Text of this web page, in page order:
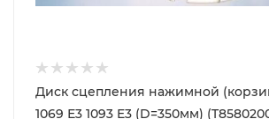
Диск сцепления нажимной
1069 Е3 1093 E3 (D=350мм)